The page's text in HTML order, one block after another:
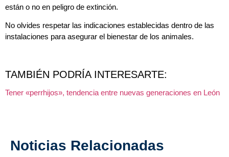
están o no en peligro de extinción.
No olvides respetar las indicaciones establecidas dentro de las
instalaciones para asegurar el bienestar de los animales.
TAMBIÉN PODRÍA INTERESARTE:
Tener «perrhijos», tendencia entre nuevas generaciones en León
Noticias Relacionadas